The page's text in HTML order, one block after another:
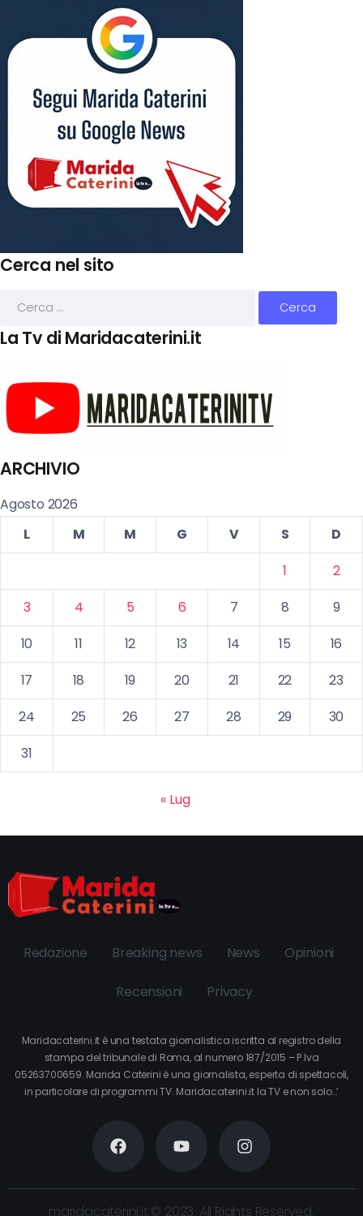
Cerca nel sito
La Tv di Maridacaterini.it
ARCHIVIO
Agosto 2026
L
M M G V S
D
1
2
3
4 5 6 7 8
9
10
11 12 13 14 15
16
17
18 19 20 21 22
23
24
25 26 27 28 29
30
31
« Lug
Redazione Breaking news News Opinioni
Recensioni Privacy
Maridacaterini.it è una testata giornalistica iscritta al registro della
stampa del tribunale di Roma, al numero 187/2015 – P.Iva
05263700659. Marida Caterini è una giornalista, esperta di spettacoli,
in particolare di programmi TV. Maridacaterini.it la TV e non solo…’
maridacaterini.it © 2023. All Rights Reserved.